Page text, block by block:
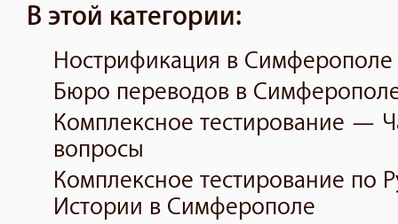
В этой категории:
Нострификация в Симферополе
Бюро переводов в
Комплексное тестирование —
вопросы
Комплексное тестирование по
Истории в Симферополе